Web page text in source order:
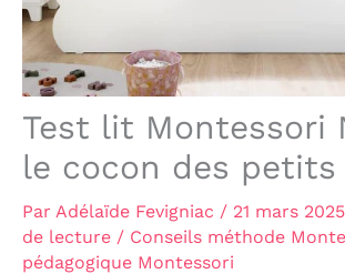
Test lit Montessori
le cocon des petits
Par Adélaïde Fevigniac / 21 mars 2025
de lecture / Conseils méthode
pédagogique Montessori